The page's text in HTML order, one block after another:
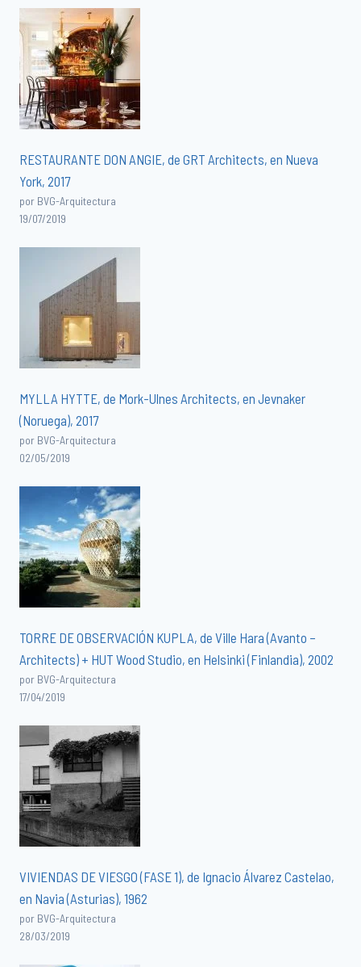
RESTAURANTE DON ANGIE, de GRT Architects, en Nueva
York, 2017
por BVG-Arquitectura
19/07/2019
MYLLA HYTTE, de Mork-Ulnes Architects, en Jevnaker
(Noruega), 2017
por BVG-Arquitectura
02/05/2019
TORRE DE OBSERVACIÓN KUPLA, de Ville Hara (Avanto –
Architects) + HUT Wood Studio, en Helsinki (Finlandia), 2002
por BVG-Arquitectura
17/04/2019
VIVIENDAS DE VIESGO (FASE 1), de Ignacio Álvarez Castelao,
en Navia (Asturias), 1962
por BVG-Arquitectura
28/03/2019